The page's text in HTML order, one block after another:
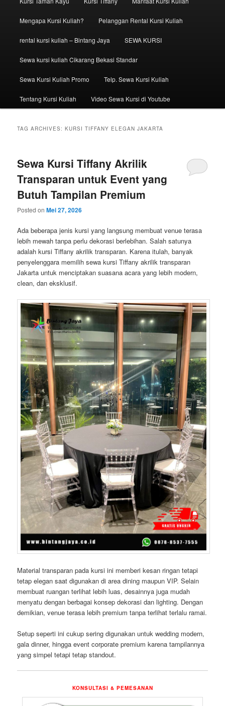
Mengapa Kursi Kuliah? Pelanggan Rental Kursi Kuliah
rental kursi kuliah – Bintang Jaya SEWA KURSI
Sewa kursi kuliah Cikarang Bekasi Standar
Sewa Kursi Kuliah Promo Telp. Sewa Kursi Kuliah
Tentang Kursi Kuliah Video Sewa Kursi di Youtube
TAG ARCHIVES:KURSI TIFFANY ELEGAN JAKARTA
Sewa Kursi Tiffany Akrilik
Transparan untuk Event yang
Butuh Tampilan Premium
Posted onMei 27, 2026
Ada beberapa jenis kursi yang langsung membuat venue terasa
lebih mewah tanpa perlu dekorasi berlebihan. Salah satunya
adalah kursi Tiffany akrilik transparan. Karena itulah, banyak
penyelenggara memilih sewa kursi Tiffany akrilik transparan
Jakarta untuk menciptakan suasana acara yang lebih modern,
clean, dan eksklusif.
Material transparan pada kursi ini memberi kesan ringan tetapi
tetap elegan saat digunakan di area dining maupun VIP. Selain
membuat ruangan terlihat lebih luas, desainnya juga mudah
menyatu dengan berbagai konsep dekorasi dan lighting. Dengan
demikian, venue terasa lebih premium tanpa terlihat terlalu ramai.
Setup seperti ini cukup sering digunakan untuk wedding modern,
gala dinner, hingga event corporate premium karena tampilannya
yang simpel tetapi tetap standout.
KONSULTASI & PEMESANAN